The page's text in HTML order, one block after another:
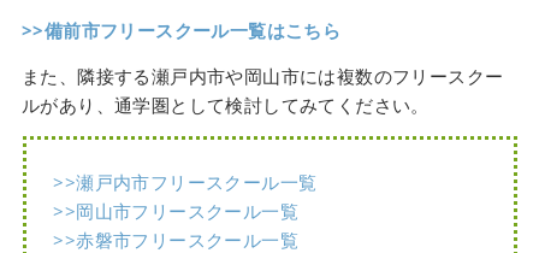
>>備前市フリースクール一覧はこちら
また、隣接する瀬戸内市や岡山市には複数のフリースクー
ルがあり、通学圏として検討してみてください。
>>瀬戸内市フリースクール一覧
>>岡山市フリースクール一覧
>>赤磐市フリースクール一覧